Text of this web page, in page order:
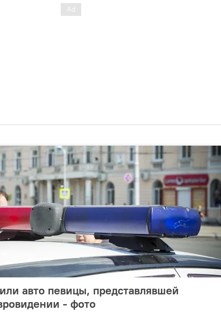
авто певицы, представлявшей
- фото